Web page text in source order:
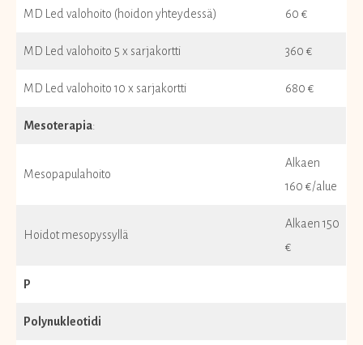
MD Led valohoito (hoidon yhteydessä) 60 €
MD Led valohoito 5 x sarjakortti 360 €
MD Led valohoito 10 x sarjakortti 680 €
Mesoterapia:
Mesopapulahoito
Alkaen
160 €/alue
Hoidot mesopyssyllä
Alkaen 150
€
P
Polynukleotidi